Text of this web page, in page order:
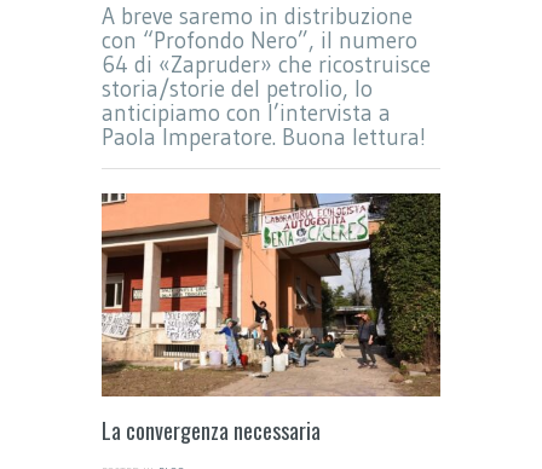
A breve saremo in distribuzione
con “Profondo Nero”, il numero
64 di «Zapruder» che ricostruisce
storia/storie del petrolio, lo
anticipiamo con l’intervista a
Paola Imperatore. Buona lettura!
La convergenza necessaria